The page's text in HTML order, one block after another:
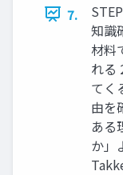
7.
知識
材料
れる
てく
由を
ある
か」